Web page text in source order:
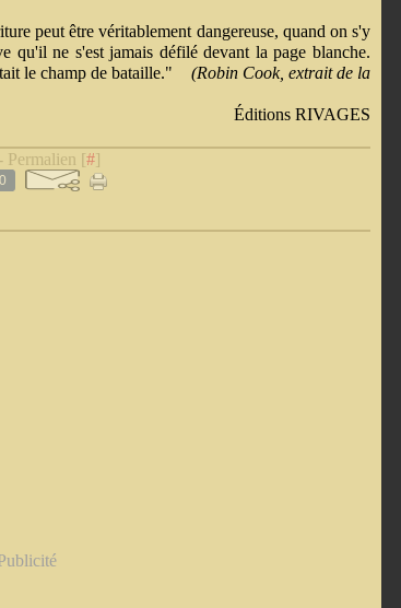
peut être véritablement dangereuse, quand on s'y
qu'il ne s'est jamais défilé devant la page blanche.
le champ de bataille."
(Robin Cook, extrait de la
Éditions RIVAGES
- Permalien [#]
0